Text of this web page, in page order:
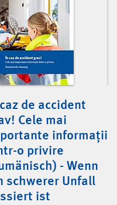
de accident
Cele mai
informații
o privire
- Wenn
schwerer Unfall
ist